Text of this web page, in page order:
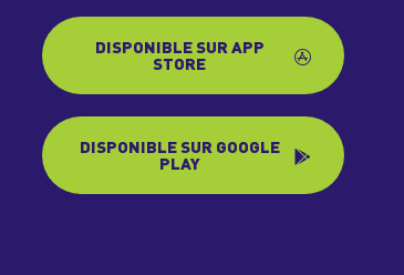
DISPONIBLE SUR APP
STORE
DISPONIBLE SUR GOOGLE
PLAY